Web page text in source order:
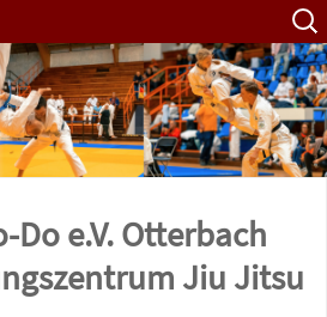
Suche
nach:
Do e.V. Otterbach
Jiu Jitsu